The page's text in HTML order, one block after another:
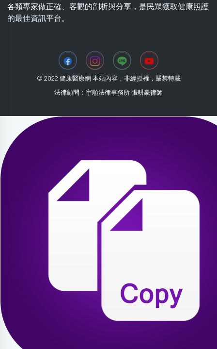
各類專家做正確、客觀的剖析與分享，是民眾獲取健康照護
的最佳資訊平台。
© 2022 健康醫療網 本站內容，非經授權，嚴禁轉載
法律顧問：宇順法律事務所 張耕豪律師